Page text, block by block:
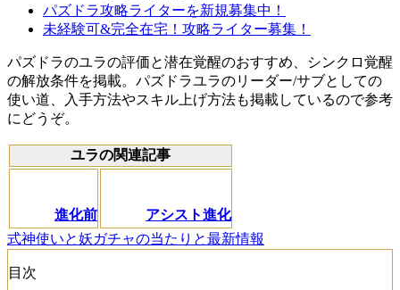
パズドラ攻略ライターを新規募集中！
未経験可&完全在宅！攻略ライター募集！
パズドラのユラの評価と潜在覚醒のおすすめ、シンクロ覚醒
の解放条件を掲載。パズドラユラのリーダー/サブとしての
使い道、入手方法やスキル上げ方法も掲載しているので参考
にどうぞ。
ユラの関連記事
進化前
アシスト進化
式神使いと妖ガチャの当たりと最新情報
目次